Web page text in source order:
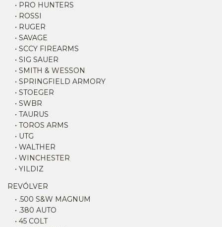
• PRO HUNTERS
• ROSSI
• RUGER
• SAVAGE
• SCCY FIREARMS
• SIG SAUER
• SMITH & WESSON
• SPRINGFIELD ARMORY
• STOEGER
• SWBR
• TAURUS
• TOROS ARMS
• UTG
• WALTHER
• WINCHESTER
• YILDIZ
REVÓLVER
• .500 S&W MAGNUM
• .380 AUTO
• 45 COLT